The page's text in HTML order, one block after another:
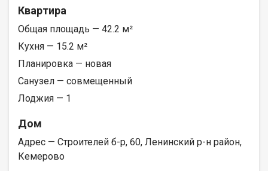
Квартира
Общая площадь — 42.2 м²
Кухня — 15.2 м²
Планировка — новая
Санузел — совмещенный
Лоджия — 1
Дом
Адрес — Строителей б-р, 60, Ленинский р-н район,
Кемерово